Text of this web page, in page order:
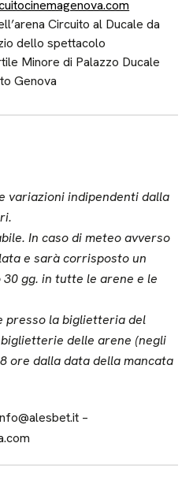
Circuito al Ducale da
dello spettacolo
Minore di Palazzo Ducale
Genova
variazioni indipendenti dalla
In caso di meteo avverso
e sarà corrisposto un
gg. in tutte le arene e le
la biglietteria del
delle arene (negli
ore dalla data della mancata
–